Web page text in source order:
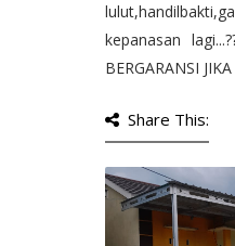
kepanasan
BERGARANSI
Share This: